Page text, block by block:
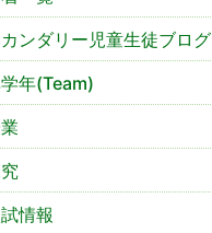
ンダリー児童生徒ブログ
年(Team)
情報